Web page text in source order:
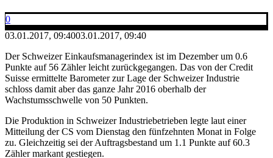
0
03.01.2017, 09:4003.01.2017, 09:40
Der Schweizer Einkaufsmanagerindex ist im Dezember um 0.6
Punkte auf 56 Zähler leicht zurückgegangen. Das von der Credit
Suisse ermittelte Barometer zur Lage der Schweizer Industrie
schloss damit aber das ganze Jahr 2016 oberhalb der
Wachstumsschwelle von 50 Punkten.
Die Produktion in Schweizer Industriebetrieben legte laut einer
Mitteilung der CS vom Dienstag den fünfzehnten Monat in Folge
zu. Gleichzeitig sei der Auftragsbestand um 1.1 Punkte auf 60.3
Zähler markant gestiegen.